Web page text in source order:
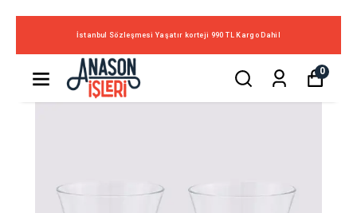
İstanbul Sözleşmesi Yaşatır korteji 990 TL Kargo Dahil
0